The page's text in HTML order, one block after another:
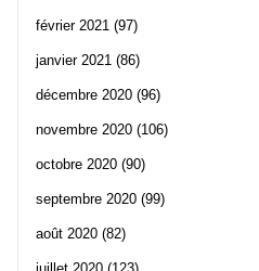
février 2021 (97)
janvier 2021 (86)
décembre 2020 (96)
novembre 2020 (106)
octobre 2020 (90)
septembre 2020 (99)
août 2020 (82)